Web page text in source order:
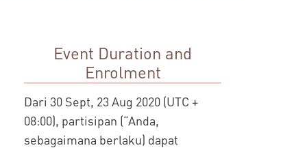
Event Duration and
Enrolment
Dari 30 Sept, 23 Aug 2020 (UTC +
08:00), partisipan (“Anda,
sebagaimana berlaku) dapat